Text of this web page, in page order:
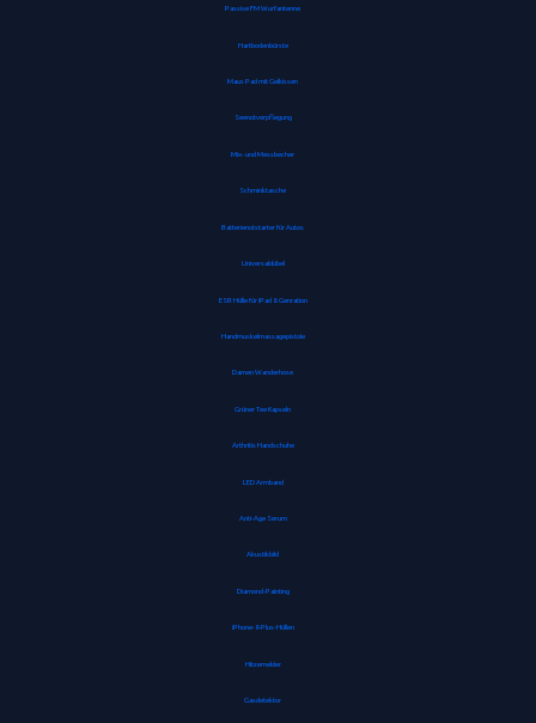
Passive FM Wurfantenne
Hartbodenbürste
Maus Pad mit Gelkissen
Seenotverpflegung
Mix- und Messbecher
Schminktasche
Batterienotstarter für Autos
Universaldübel
ESR Hülle für iPad 8. Genration
Handmuskelmassagepistole
Damen Wanderhose
Grüner Tee Kapseln
Arthritis Handschuhe
LED Armband
Anti-Age Serum
Akustikbild
Diamond-Painting
iPhone-8-Plus-Hüllen
Hitzemelder
Gasdetektor